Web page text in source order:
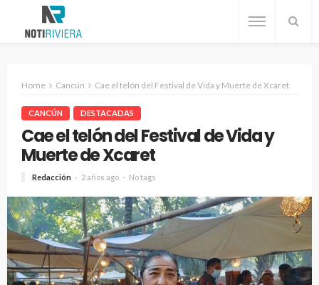
Home Cancún Cae el telón del Festival de Vida y Muerte de Xcaret
CANCÚN DESTACADAS
Cae el telón del Festival de Vida y
Muerte de Xcaret
Redacción 2 años ago No tags